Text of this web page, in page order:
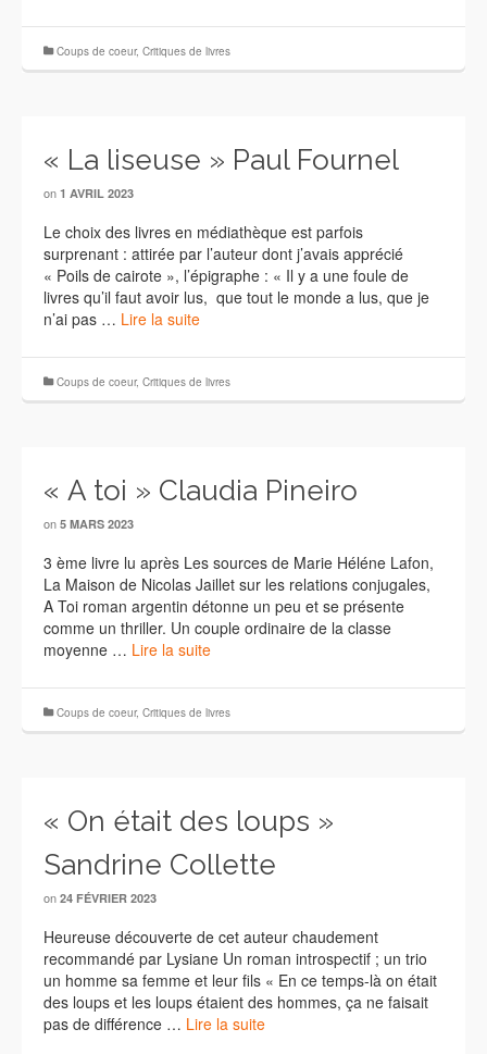
Coups de coeur, Critiques de livres
« La liseuse » Paul Fournel
on 1 AVRIL 2023
Le choix des livres en médiathèque est parfois
surprenant : attirée par l’auteur dont j’avais apprécié
« Poils de cairote », l’épigraphe : « Il y a une foule de
livres qu’il faut avoir lus, que tout le monde a lus, que je
n’ai pas … Lire la suite
Coups de coeur, Critiques de livres
« A toi » Claudia Pineiro
on 5 MARS 2023
3 ème livre lu après Les sources de Marie Héléne Lafon,
La Maison de Nicolas Jaillet sur les relations conjugales,
A Toi roman argentin détonne un peu et se présente
comme un thriller. Un couple ordinaire de la classe
moyenne … Lire la suite
Coups de coeur, Critiques de livres
« On était des loups »
Sandrine Collette
on 24 FÉVRIER 2023
Heureuse découverte de cet auteur chaudement
recommandé par Lysiane Un roman introspectif ; un trio
un homme sa femme et leur fils « En ce temps-là on était
des loups et les loups étaient des hommes, ça ne faisait
pas de différence … Lire la suite